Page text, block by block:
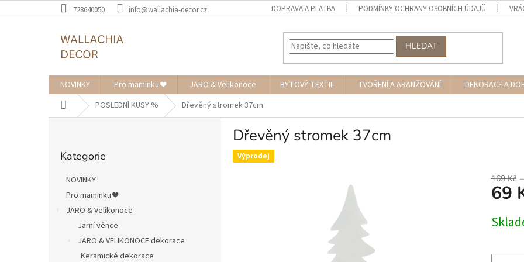
na
728640050 info@wallachia-decor.cz DOPRAVA A PLATBA PODMÍNKY OCHRANY OSOBNÍCH ÚDAJŮ
HLEDAT
NOVINKY Pro maminku ❤️ JARO & Velikonoce BYTOVÝ TEXTIL TVOŘENÍ A ARANŽOVÁNÍ DEKORACE A
Domů POSLEDNÍ KUSY % Dřevěný stromek 37cm
kategorie
Kategorie
NOVINKY
Pro maminku ❤️
JARO & Velikonoce
Jarní věnce
JARO & VELIKONOCE dekorace
Keramické dekorace
Dřevěný stromek 37cm
Výprodej
169 Kč
69
cena: